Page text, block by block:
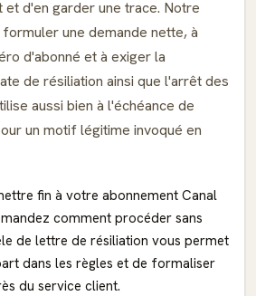
d'en garder une trace. Notre
une demande nette, à
d'abonné et à exiger la
de résiliation ainsi que l'arrêt des
aussi bien à l'échéance de
un motif légitime invoqué en
fin à votre abonnement Canal
comment procéder sans
de lettre de résiliation vous permet
dans les règles et de formaliser
du service client.